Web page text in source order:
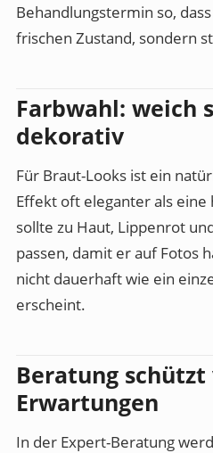
Behandlungstermin so,
frischen Zustand, sondern
Farbwahl: weich
dekorativ
Für Braut-Looks ist ein
Effekt oft eleganter als eine
sollte zu Haut, Lippenrot
passen, damit er auf Fotos
nicht dauerhaft wie ein
erscheint.
Beratung
Erwartungen
In der Expert-Beratung